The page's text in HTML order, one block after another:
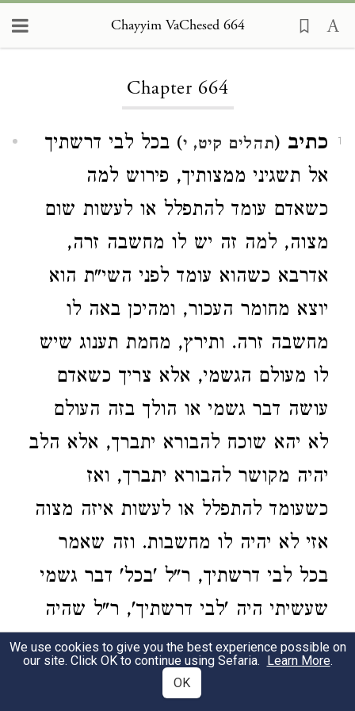
Chayyim VaChesed 664
Chapter 664
1 כתיב (תהלים קיט, י) בכל לבי דרשתיך
אל תשגיני ממצותיך, פירוש למה
כשאדם עומד להתפלל או לעשות שום
מצוה, למה זה יש לו מחשבה זרה,
אדרבא כשהוא עומד לפני השי"ת הוא
יוצא מחומר העכור, ומהיכן באה לו
מחשבה זרה. ותירץ, מחמת תענוג שיש
לו מעולם הגשמי, אלא צריך כשאדם
עושה דבר גשמי או הולך בזה העולם
לא יהא שוכח להבורא יתברך, אלא הלב
יהיה מקושר להבורא יתברך, ואז
כשעומד להתפלל או לעשות איזה מצוה
אזי לא יהיה לו מחשבות. וזה שאמר
בכל לבי דרשתיך, ר"ל 'בכל' דבר גשמי
שעשיתי היה 'לבי דרשתיך', ר"ל שהיה
לבי מחובר עמך ולא להתענג מזה
העולם, לכך 'במצותך', ר"ל כשעשיתי
We use cookies to give you the best experience possible on
our site. Click OK to continue using Sefaria. Learn More.
OK